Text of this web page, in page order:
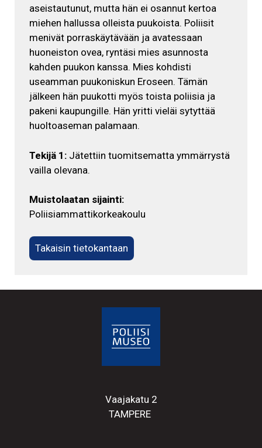
aseistautunut, mutta hän ei osannut kertoa
miehen hallussa olleista puukoista. Poliisit
menivät porraskäytävään ja avatessaan
huoneiston ovea, ryntäsi mies asunnosta
kahden puukon kanssa. Mies kohdisti
useamman puukoniskun Eroseen. Tämän
jälkeen hän puukotti myös toista poliisia ja
pakeni kaupungille. Hän yritti vieläi sytyttää
huoltoaseman palamaan.
Tekijä 1: Jätettiin tuomitsematta ymmärrystä
vailla olevana.
Muistolaatan sijainti:
Poliisiammattikorkeakoulu
Takaisin tietokantaan
Vaajakatu 2
TAMPERE